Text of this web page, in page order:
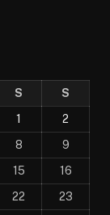
S
S
1
2
8
9
15
16
22
23